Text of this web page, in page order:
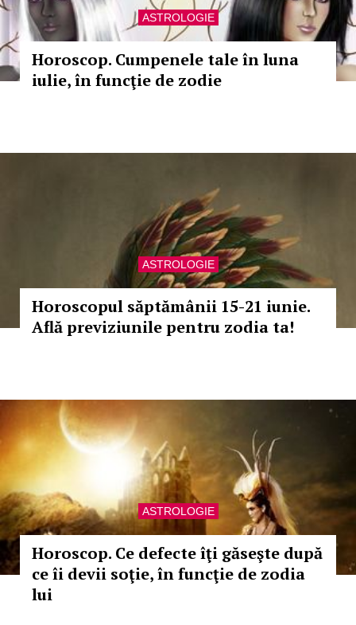
ASTROLOGIE
Horoscop. Cumpenele tale în luna
iulie, în funcţie de zodie
ASTROLOGIE
Horoscopul săptămânii 15-21 iunie.
Află previziunile pentru zodia ta!
ASTROLOGIE
Horoscop. Ce defecte îţi găseşte după
ce îi devii soţie, în funcţie de zodia
lui